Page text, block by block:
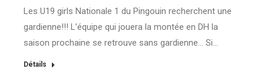
Les U19 girls Nationale 1 du Pingouin recherchent une
gardienne!!! L’équipe qui jouera la montée en DH la
saison prochaine se retrouve sans gardienne… Si…
Détails